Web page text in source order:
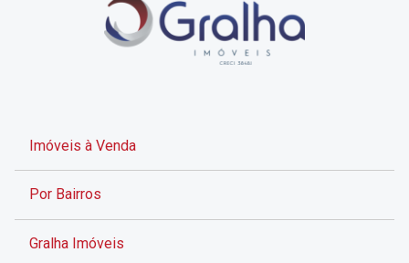
Imóveis à Venda
Por Bairros
Gralha Imóveis